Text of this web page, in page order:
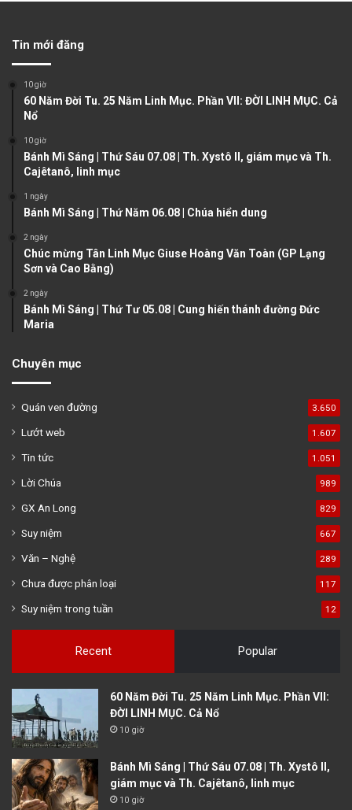
u
a
e
g
Tin mới đăng
10 giờ
60 Năm Đời Tu. 25 Năm Linh Mục. Phần VII: ĐỜI LINH MỤC. Cả
Nổ
10 giờ
Bánh Mì Sáng | Thứ Sáu 07.08 | Th. Xystô II, giám mục và Th.
Cajêtanô, linh mục
1 ngày
Bánh Mì Sáng | Thứ Năm 06.08 | Chúa hiển dung
2 ngày
Chúc mừng Tân Linh Mục Giuse Hoàng Văn Toàn (GP Lạng
Sơn và Cao Bằng)
2 ngày
Bánh Mì Sáng | Thứ Tư 05.08 | Cung hiến thánh đường Đức
Maria
Chuyên mục
Quán ven đường 3.650
Lướt web 1.607
Tin tức 1.051
Lời Chúa 989
GX An Long 829
Suy niệm 667
Văn – Nghệ 289
Chưa được phân loại 117
Suy niệm trong tuần 12
Recent Popular
60 Năm Đời Tu. 25 Năm Linh Mục. Phần VII:
ĐỜI LINH MỤC. Cả Nổ
10 giờ
Bánh Mì Sáng | Thứ Sáu 07.08 | Th. Xystô II,
giám mục và Th. Cajêtanô, linh mục
10 giờ